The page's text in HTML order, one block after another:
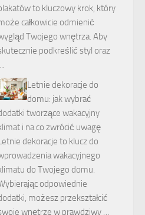
to kluczowy krok, który
całkowicie odmienić
Twojego wnętrza. Aby
podkreślić styl oraz
Letnie dekoracje do
domu: jak wybrać
tworzące wakacyjny
i na co zwrócić uwagę
dekoracje to klucz do
wakacyjnego
do Twojego domu.
odpowiednie
możesz przekształcić
wnętrze w prawdziwy …